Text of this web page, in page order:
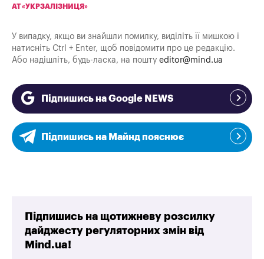
АТ «УКРЗАЛІЗНИЦЯ»
У випадку, якщо ви знайшли помилку, виділіть її мишкою і
натисніть Ctrl + Enter, щоб повідомити про це редакцію.
Або надішліть, будь-ласка, на пошту editor@mind.ua
Підпишись на Google NEWS
Підпишись на Майнд пояснює
Підпишись на щотижневу розсилку
дайджесту регуляторних змін від
Mind.ua!